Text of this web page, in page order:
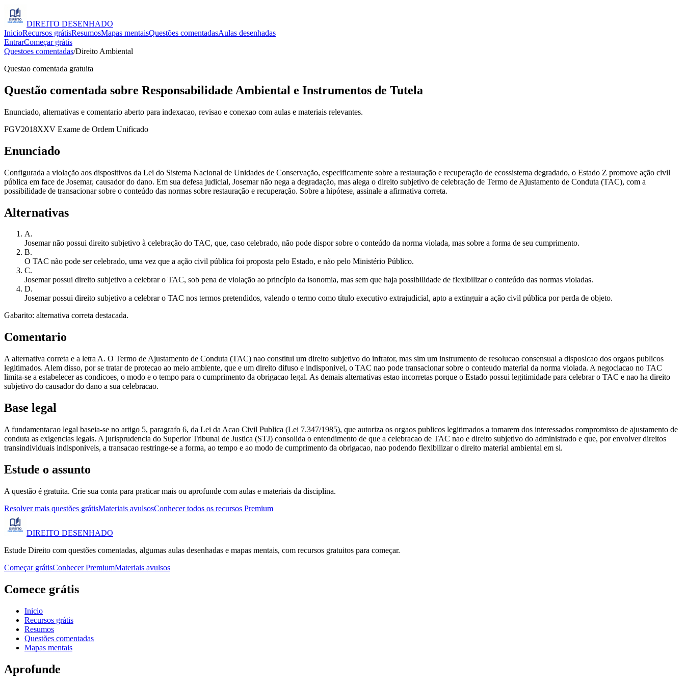
DIREITO DESENHADO
InicioRecursos grátisResumosMapas mentaisQuestões comentadasAulas desenhadas
EntrarComeçar grátis
Questoes comentadas/Direito Ambiental
Questao comentada gratuita
Questão comentada sobre Responsabilidade Ambiental e Instrumentos de Tutela
Enunciado, alternativas e comentario aberto para indexacao, revisao e conexao com aulas e materiais relevantes.
FGV2018XXV Exame de Ordem Unificado
Enunciado
Configurada a violação aos dispositivos da Lei do Sistema Nacional de Unidades de Conservação, especificamente sobre a restauração e recuperação de ecossistema degradado, o Estado Z promove ação civil
pública em face de Josemar, causador do dano. Em sua defesa judicial, Josemar não nega a degradação, mas alega o direito subjetivo de celebração de Termo de Ajustamento de Conduta (TAC), com a
possibilidade de transacionar sobre o conteúdo das normas sobre restauração e recuperação. Sobre a hipótese, assinale a afirmativa correta.
Alternativas
A.
Josemar não possui direito subjetivo à celebração do TAC, que, caso celebrado, não pode dispor sobre o conteúdo da norma violada, mas sobre a forma de seu cumprimento.
B.
O TAC não pode ser celebrado, uma vez que a ação civil pública foi proposta pelo Estado, e não pelo Ministério Público.
C.
Josemar possui direito subjetivo a celebrar o TAC, sob pena de violação ao princípio da isonomia, mas sem que haja possibilidade de flexibilizar o conteúdo das normas violadas.
D.
Josemar possui direito subjetivo a celebrar o TAC nos termos pretendidos, valendo o termo como título executivo extrajudicial, apto a extinguir a ação civil pública por perda de objeto.
Gabarito: alternativa correta destacada.
Comentario
A alternativa correta e a letra A. O Termo de Ajustamento de Conduta (TAC) nao constitui um direito subjetivo do infrator, mas sim um instrumento de resolucao consensual a disposicao dos orgaos publicos
legitimados. Alem disso, por se tratar de protecao ao meio ambiente, que e um direito difuso e indisponivel, o TAC nao pode transacionar sobre o conteudo material da norma violada. A negociacao no TAC
limita-se a estabelecer as condicoes, o modo e o tempo para o cumprimento da obrigacao legal. As demais alternativas estao incorretas porque o Estado possui legitimidade para celebrar o TAC e nao ha direito
subjetivo do causador do dano a sua celebracao.
Base legal
A fundamentacao legal baseia-se no artigo 5, paragrafo 6, da Lei da Acao Civil Publica (Lei 7.347/1985), que autoriza os orgaos publicos legitimados a tomarem dos interessados compromisso de ajustamento de
conduta as exigencias legais. A jurisprudencia do Superior Tribunal de Justica (STJ) consolida o entendimento de que a celebracao de TAC nao e direito subjetivo do administrado e que, por envolver direitos
transindividuais indisponiveis, a transacao restringe-se a forma, ao tempo e ao modo de cumprimento da obrigacao, nao podendo flexibilizar o direito material ambiental em si.
Estude o assunto
A questão é gratuita. Crie sua conta para praticar mais ou aprofunde com aulas e materiais da disciplina.
Resolver mais questões grátisMateriais avulsosConhecer todos os recursos Premium
DIREITO DESENHADO
Estude Direito com questões comentadas, algumas aulas desenhadas e mapas mentais, com recursos gratuitos para começar.
Começar grátisConhecer PremiumMateriais avulsos
Comece grátis
Inicio
Recursos grátis
Resumos
Questões comentadas
Mapas mentais
Aprofunde